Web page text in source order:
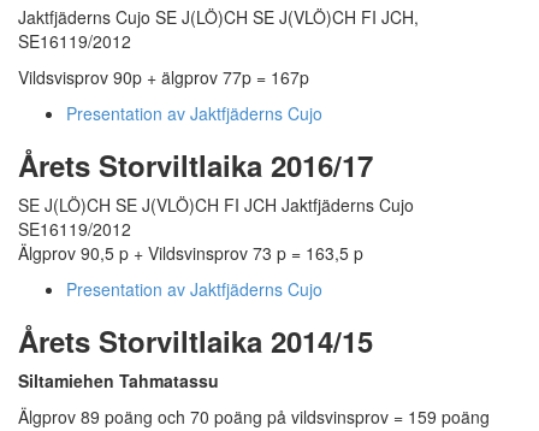
Jaktfjäderns Cujo SE J(LÖ)CH SE J(VLÖ)CH FI JCH,
SE16119/2012
Vildsvisprov 90p + älgprov 77p = 167p
Presentation av Jaktfjäderns Cujo
Årets Storviltlaika 2016/17
SE J(LÖ)CH SE J(VLÖ)CH FI JCH Jaktfjäderns Cujo
SE16119/2012
Älgprov 90,5 p + Vildsvinsprov 73 p = 163,5 p
Presentation av Jaktfjäderns Cujo
Årets Storviltlaika 2014/15
Siltamiehen Tahmatassu
Älgprov 89 poäng och 70 poäng på vildsvinsprov = 159 poäng